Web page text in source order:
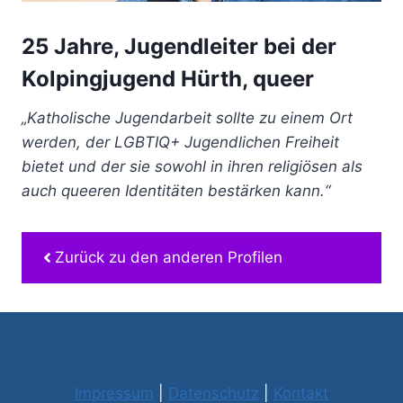
25 Jahre, Jugendleiter bei der
Kolpingjugend Hürth, queer
„Katholische Jugendarbeit sollte zu einem Ort
werden, der LGBTIQ+ Jugendlichen Freiheit
bietet und der sie sowohl in ihren religiösen als
auch queeren Identitäten bestärken kann.“
Zurück zu den anderen Profilen
Impressum Datenschutz Kontakt